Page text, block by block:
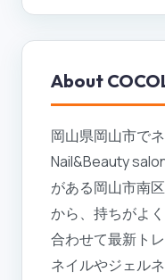
About
岡山県岡山市で
Nail&Beauty
がある岡山市南
から、持ちがよ
合わせて最新ト
ネイルやジェル